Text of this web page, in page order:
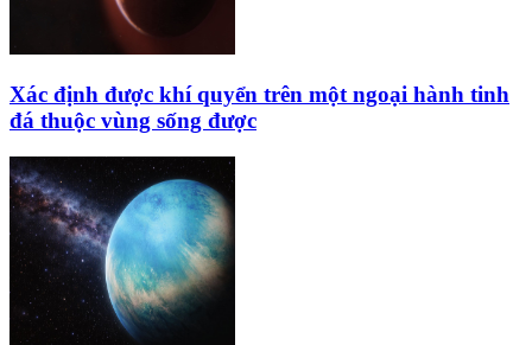
Xác định được khí quyển trên một ngoại hành tinh
đá thuộc vùng sống được